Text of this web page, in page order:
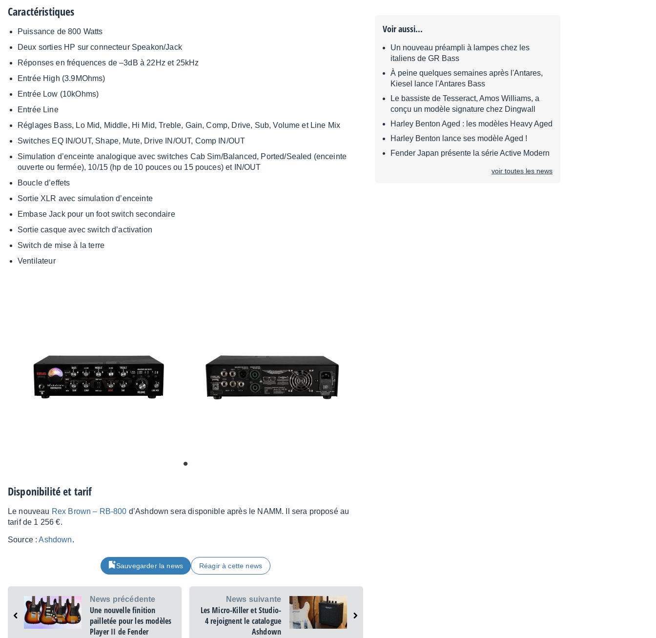
Carac­té­ris­tiques
Puis­sance de 800 Watts
Deux sorties HP sur connec­teur Spea­kon/Jack
Réponses en fréquences de –3dB à 22Hz et 25kHz
Entrée High (3.9MOhms)
Entrée Low (10kOhms)
Entrée Line
Réglages Bass, Lo Mid, Middle, Hi Mid, Treble, Gain, Comp, Drive, Sub, Volume et Line Mix
Switches EQ IN/OUT, Shape, Mute, Drive IN/OUT, Comp IN/OUT
Simu­la­tion d’en­ceinte analo­gique avec switches Cab Sim/Balan­ced, Ported/Sealed (enceinte
ouverte ou fermée), 10/15 (hp de 10 pouces ou 15 pouces) et IN/OUT
Boucle d’ef­fets
Sortie XLR avec simu­la­tion d’en­ceinte
Embase Jack pour un foot switch secon­daire
Sortie casque avec switch d’ac­ti­va­tion
Switch de mise à la terre
Venti­la­teur
Dispo­ni­bi­lité et tarif
Le nouveau Rex Brown – RB-800 d’Ash­down sera dispo­nible après le NAMM. Il sera proposé au
tarif de 1 256 €.
Source :Ashdown.
Sauvegarder la news Réagir à cette news
News précédente
Une nouvelle finition
pailletée pour les modèles
Player II de Fender
News suivante
Les Micro-Killer et Studio-
4 rejoignent le catalogue
Ashdown
Voir aussi...
Un nouveau préampli à lampes chez les
italiens de GR Bass
À peine quelques semaines après l'Antares,
Kiesel lance l'Antares Bass
Le bassiste de Tesseract, Amos Williams, a
conçu un modèle signature chez Dingwall
Harley Benton Aged : les modèles Heavy Aged
Harley Benton lance ses modèle Aged !
Fender Japan présente la série Active Modern
voir toutes les news